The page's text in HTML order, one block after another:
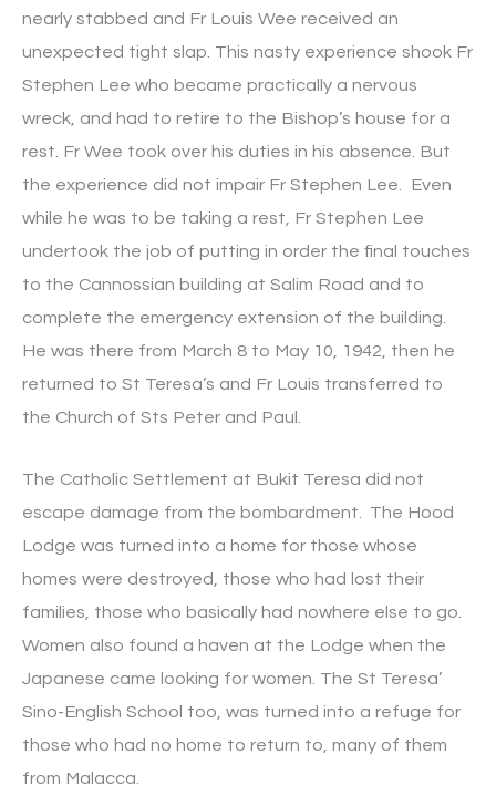
nearly stabbed and Fr Louis Wee received an
unexpected tight slap. This nasty experience shook Fr
Stephen Lee who became practically a nervous
wreck, and had to retire to the Bishop’s house for a
rest. Fr Wee took over his duties in his absence. But
the experience did not impair Fr Stephen Lee. Even
while he was to be taking a rest, Fr Stephen Lee
undertook the job of putting in order the final touches
to the Cannossian building at Salim Road and to
complete the emergency extension of the building.
He was there from March 8 to May 10, 1942, then he
returned to St Teresa’s and Fr Louis transferred to
the Church of Sts Peter and Paul.
The Catholic Settlement at Bukit Teresa did not
escape damage from the bombardment. The Hood
Lodge was turned into a home for those whose
homes were destroyed, those who had lost their
families, those who basically had nowhere else to go.
Women also found a haven at the Lodge when the
Japanese came looking for women. The St Teresa’
Sino-English School too, was turned into a refuge for
those who had no home to return to, many of them
from Malacca.